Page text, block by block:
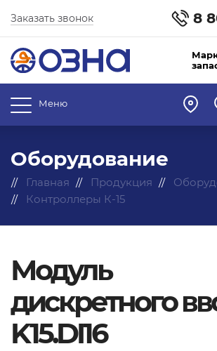
8
Заказать звонок
Меню
Оборудование
Главная Продукция
Контроллеры К-15
Модуль
дискретного
K15.DI16